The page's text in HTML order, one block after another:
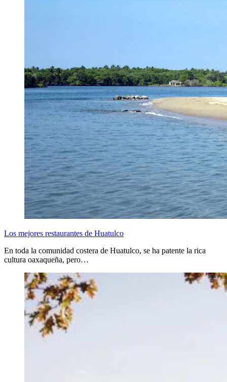
Los mejores restaurantes de Huatulco
En toda la comunidad costera de Huatulco, se ha patente la rica
cultura oaxaqueña, pero…